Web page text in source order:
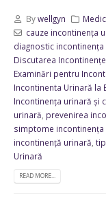
Bywellgyn
cauze incontinența
diagnostic incontinența
Discutarea
Examinări pentru
Incontinenta Urinară la
Incontinența urinară și
urinară prevenirea
simptome incontinența
incontinență urinară
Urinară
READ MORE...